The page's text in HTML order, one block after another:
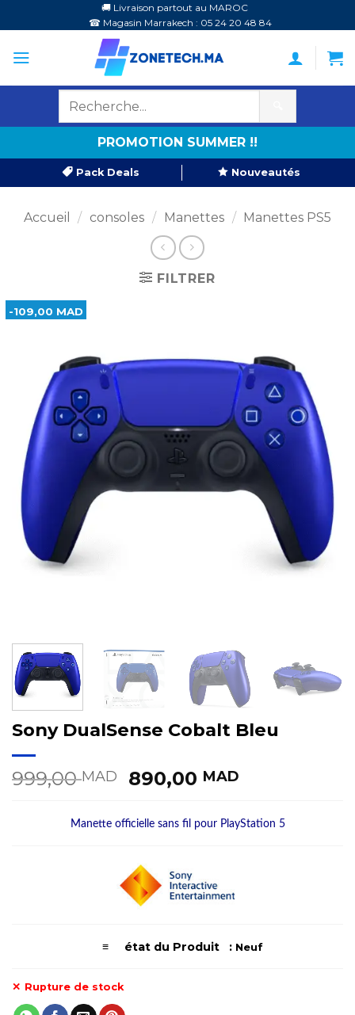
au
contenu
🚚 Livraison partout au MAROC
☎ Magasin Marrakech : 05 24 20 48 84
PROMOTION SUMMER !!
Pack Deals Nouveautés
Accueil / consoles / Manettes / Manettes PS5
FILTRER
-109,00 MAD
Sony DualSense Cobalt Bleu
999,00MAD
Le
initial
était :
890,00 MAD
actuel
est :
Manette officielle sans fil pour PlayStation 5
≡ état du Produit : Neuf
Rupture de stock